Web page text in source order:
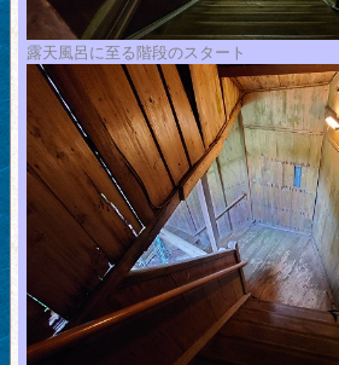
露天風呂に至る階段のスタート